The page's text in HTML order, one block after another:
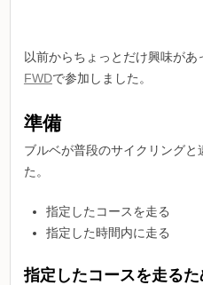
以前からちょっとだけ興味が
FWDで参加しました。
準備
ブルベが普段のサイクリング
た。
指定したコースを走る
指定した時間内に走る
指定したコースを走るた